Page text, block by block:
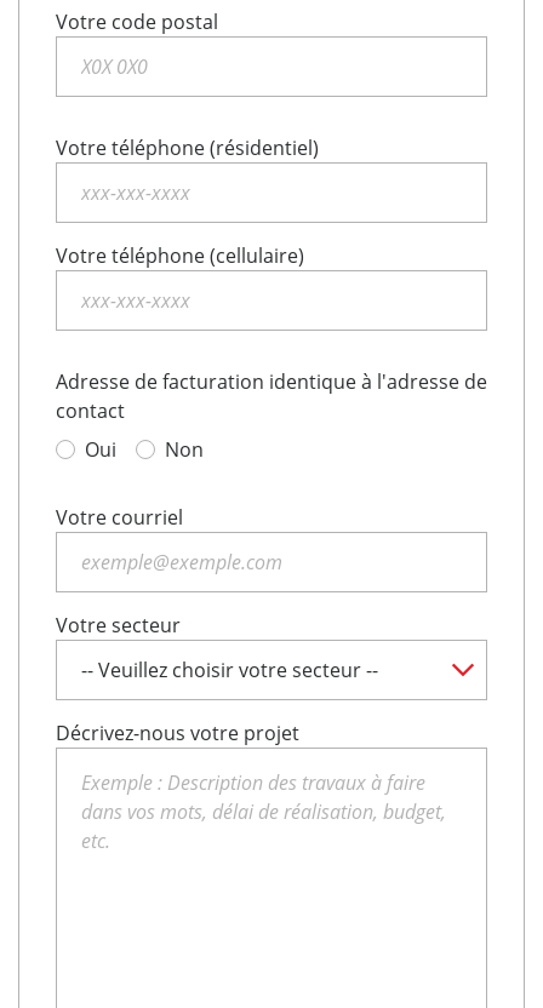
Votre code postal
Votre téléphone (résidentiel)
Votre téléphone (cellulaire)
Adresse de facturation identique à l'adresse de
contact
Oui
Non
Votre courriel
Votre secteur
Décrivez-nous votre projet